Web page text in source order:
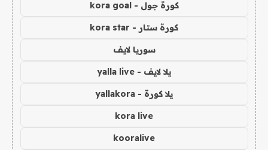
كورة جول - kora goal
كورة ستار - kora star
سوريا لايف
يلا لايف - yalla live
يلا كورة - yallakora
kora live
kooralive